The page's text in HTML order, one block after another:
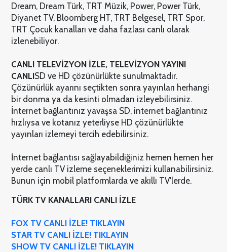
Dream, Dream Türk, TRT Müzik, Power, Power Türk,
Diyanet TV, Bloomberg HT, TRT Belgesel, TRT Spor,
TRT Çocuk kanalları ve daha fazlası canlı olarak
izlenebiliyor.
CANLI TELEVİZYON İZLE, TELEVİZYON YAYINI
CANLISD ve HD çözünürlükte sunulmaktadır.
Çözünürlük ayarını seçtikten sonra yayınları herhangi
bir donma ya da kesinti olmadan izleyebilirsiniz.
İnternet bağlantınız yavaşsa SD, internet bağlantınız
hızlıysa ve kotanız yeterliyse HD çözünürlükte
yayınları izlemeyi tercih edebilirsiniz.
İnternet bağlantısı sağlayabildiğiniz hemen hemen her
yerde canlı TV izleme seçeneklerimizi kullanabilirsiniz.
Bunun için mobil platformlarda ve akıllı TV'lerde.
TÜRK TV KANALLARI CANLI İZLE
FOX TV CANLI İZLE! TIKLAYIN
STAR TV CANLI İZLE! TIKLAYIN
SHOW TV CANLI İZLE! TIKLAYIN